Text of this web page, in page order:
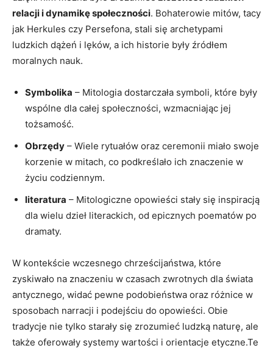
relacji i dynamikę społeczności. Bohaterowie mitów, tacy
jak Herkules czy Persefona, stali się archetypami
ludzkich dążeń i lęków, a ich historie były źródłem
moralnych nauk.
Symbolika – Mitologia dostarczała symboli, które były
wspólne dla całej społeczności, wzmacniając jej
tożsamość.
Obrzędy – Wiele rytuałów oraz ceremonii miało swoje
korzenie w mitach, co podkreślało ich znaczenie w
życiu codziennym.
literatura – Mitologiczne opowieści stały się inspiracją
dla wielu dzieł literackich, od epicznych poematów po
dramaty.
W kontekście wczesnego chrześcijaństwa, które
zyskiwało na znaczeniu w czasach zwrotnych dla świata
antycznego, widać pewne podobieństwa oraz różnice w
sposobach narracji i podejściu do opowieści. Obie
tradycje nie tylko starały się zrozumieć ludzką naturę, ale
także oferowały systemy wartości i orientacje etyczne.Te